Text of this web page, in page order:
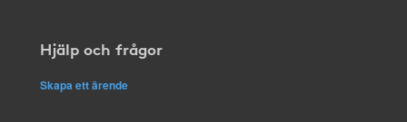
Hjälp och frågor
Skapa ett ärende